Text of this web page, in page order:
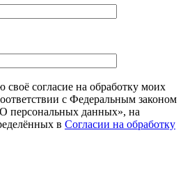
своё согласие на обработку моих
с Федеральным законом
персональных данных», на
в Согласии на обработку